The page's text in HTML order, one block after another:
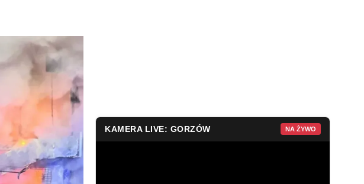
KAMERA LIVE: GORZÓW NA ŻYWO